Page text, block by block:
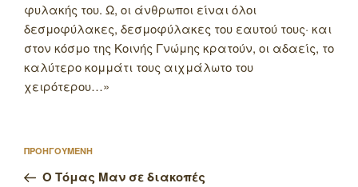
φυλακής του. Ω, οι άνθρωποι είναι όλοι
δεσμοφύλακες, δεσμοφύλακες του εαυτού τους· και
στον κόσμο της Κοινής Γνώμης κρατούν, οι αδαείς, το
καλύτερο κομμάτι τους αιχμάλωτο του
χειρότερου…»
άρθρων
Προηγούμενο
άρθρο
ΠΡΟΗΓΟΥΜΕΝΗ
Ο Τόμας Μαν σε διακοπές